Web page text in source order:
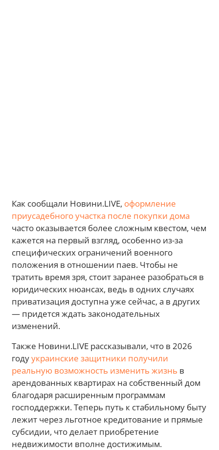
Как сообщали Новини.LIVE, оформление
приусадебного участка после покупки дома
часто оказывается более сложным квестом, чем
кажется на первый взгляд, особенно из-за
специфических ограничений военного
положения в отношении паев. Чтобы не
тратить время зря, стоит заранее разобраться в
юридических нюансах, ведь в одних случаях
приватизация доступна уже сейчас, а в других
— придется ждать законодательных
изменений.
Также Новини.LIVE рассказывали, что в 2026
годуукраинские защитники получили
реальную возможность изменить жизнь в
арендованных квартирах на собственный дом
благодаря расширенным программам
господдержки. Теперь путь к стабильному быту
лежит через льготное кредитование и прямые
субсидии, что делает приобретение
недвижимости вполне достижимым.